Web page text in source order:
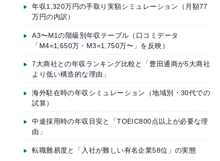
年収1,320万円の手取り実額シミュレーション（月額77
万円の内訳）
A3〜M1の階級別年収テーブル（口コミデータ
「M4=1,650万・M3=1,750万〜」を反映）
7大商社との年収ランキング比較と「豊田通商が5大商社
より低い構造的な理由」
海外駐在時の年収シミュレーション（地域別・30代での
試算）
中途採用時の年収目安と「TOEIC800点以上が必要な理
由」
転職難易度と「入社が難しい有名企業58位」の実態